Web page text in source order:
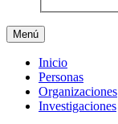
Menú
Inicio
Personas
Organizaciones
Investigaciones